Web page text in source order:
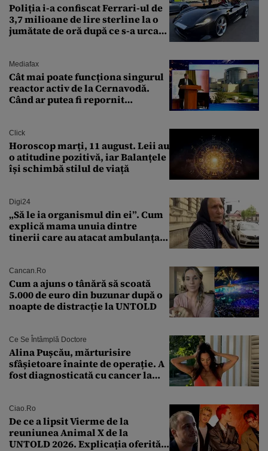
Poliția i-a confiscat Ferrari-ul de
3,7 milioane de lire sterline la o
jumătate de oră după ce s-a urcat
Mediafax
Cât mai poate funcționa singurul
reactor activ de la Cernavodă.
Când ar putea fi repornit
Click
Horoscop marți, 11 august. Leii au
o atitudine pozitivă, iar Balanțele
își schimbă stilul de viață
Digi24
„Să le ia organismul din ei”. Cum
explică mama unuia dintre
tinerii care au atacat ambulanța
Cancan.ro
Cum a ajuns o tânără să scoată
5.000 de euro din buzunar după o
noapte de distracție la UNTOLD
Ce Se Întâmplă Doctore
Alina Pușcău, mărturisire
sfâșietoare înainte de operație. A
fost diagnosticată cu cancer la
îmi salvez viața”
Ciao.ro
De ce a lipsit Vierme de la
reuniunea Animal X de la
UNTOLD 2026. Explicația oferită